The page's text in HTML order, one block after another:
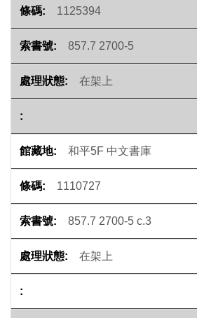
1125394
857.7 2700-5
在架上
和平5F 中文書庫
1110727
857.7 2700-5 c.3
在架上